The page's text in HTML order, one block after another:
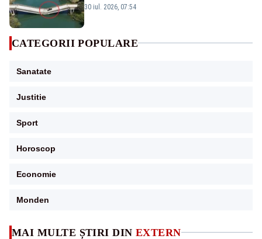
MAI MULTE ȘTIRI DIN EXTERN
riscă viața. Imagini șocante VIDEO
30 iul. 2026, 07:54
CATEGORII POPULARE
Sanatate
Justitie
Sport
Horoscop
Economie
Monden